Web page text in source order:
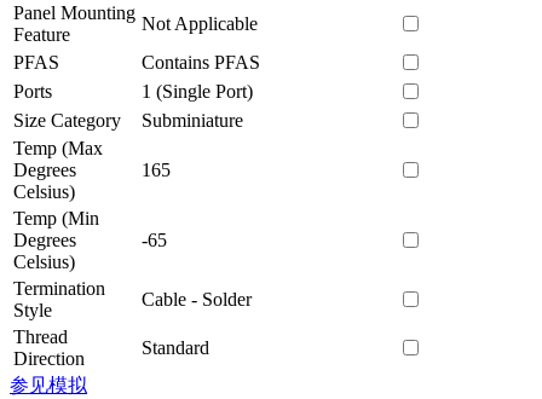
Panel Mounting
Feature
Not Applicable
PFAS
Contains PFAS
Ports
1 (Single Port)
Size Category
Subminiature
Temp (Max
Degrees
Celsius)
165
Temp (Min
Degrees
Celsius)
-65
Termination
Style
Cable - Solder
Thread
Direction
Standard
参见模拟